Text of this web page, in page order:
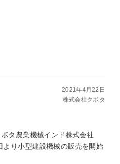
2021年4月22日
株式会社クボタ
タ農業機械インド株式会社
り小型建設機械の販売を開始